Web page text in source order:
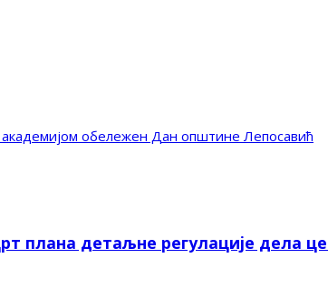
обележен Дан општине Лепосавић
плана детаљне регулације дела